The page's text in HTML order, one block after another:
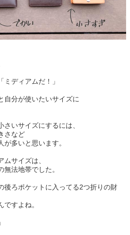
ディアムだ！」
自分が使いたいサイズに
いサイズにするには、
さなど
多いと思います。
サイズは、
法地帯でした。
後ろポケットに入ってる2つ折りの財
すよね。